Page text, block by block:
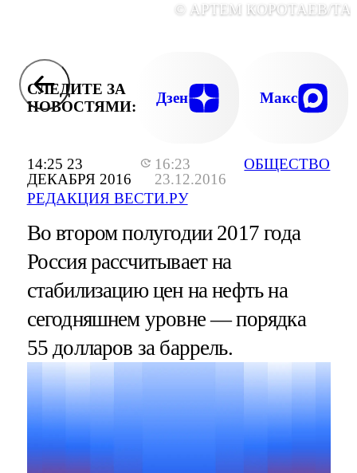
14:25 23
ДЕКАБРЯ 2016
16:23
23.12.2016
РЕДАКЦИЯ ВЕСТИ.РУ
ОБЩЕСТВО
© АРТЕМ КОРОТАЕВ/
СЛЕДИТЕ ЗА
НОВОСТЯМИ:
Дзен Макс
Во втором полугодии 2017 года
Россия рассчитывает на
стабилизацию цен на нефть на
сегодняшнем уровне — порядка
55 долларов за баррель.